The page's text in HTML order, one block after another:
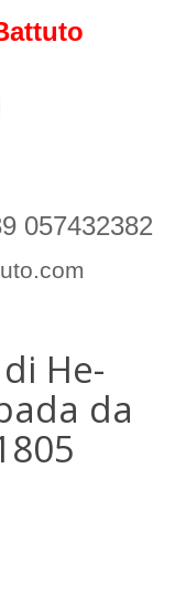
057432382
He-
da